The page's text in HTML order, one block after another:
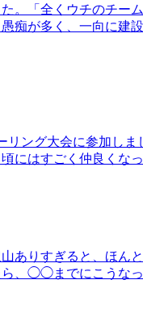
。「全くウチのチー
痴が多く、一向に建
リング大会に参加し
にはすごく仲良くなっ
ありすぎると、ほん
、◯◯までにこうな